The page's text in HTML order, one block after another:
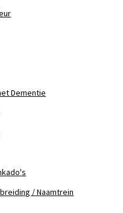
Dementie
/ Naamtrein